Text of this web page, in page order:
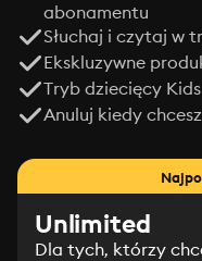
abonamentu
Słuchaj i czytaj w
Ekskluzywne
Tryb dziecięcy
Anuluj kiedy chcesz
Unlimited
Dla tych, którzy